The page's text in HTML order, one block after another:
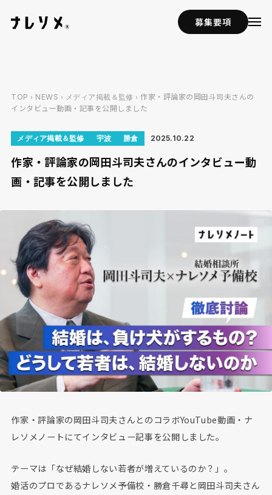
募集要項
TOP › NEWS › メディア掲載＆監修 › 作家・評論家の岡田斗司夫さんの
インタビュー動画・記事を公開しました
メディア掲載＆監修 宇波 勝倉 2025.10.22
作家・評論家の岡田斗司夫さんのインタビュー動
画・記事を公開しました
作家・評論家の岡田斗司夫さんとのコラボYouTube動画・ナ
レソメノートにてインタビュー記事を公開しました。
テーマは「なぜ結婚しない若者が増えているのか？」。
婚活のプロであるナレソメ予備校・勝倉千尋と岡田斗司夫さん